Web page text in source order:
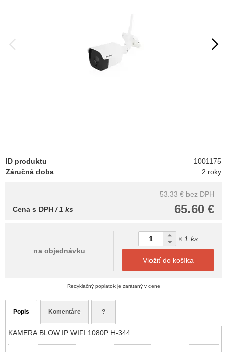
ID produktu
1001175
Záručná doba
2 roky
53.33 € bez DPH
65.60 €
Cena s DPH/ 1 ks
na objednávku
× 1 ks
Vložiť do košíka
Recyklačný poplatok je zarátaný v cene
Popis Komentáre ?
KAMERA BLOW IP WIFI 1080P H-344